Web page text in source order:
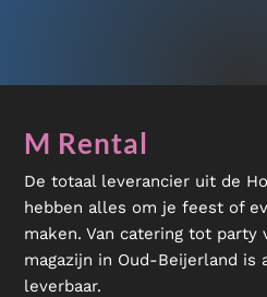
M Rental
De totaal leverancier uit de
hebben alles om je feest of
maken. Van catering tot party
magazijn in Oud-Beijerland is
leverbaar.